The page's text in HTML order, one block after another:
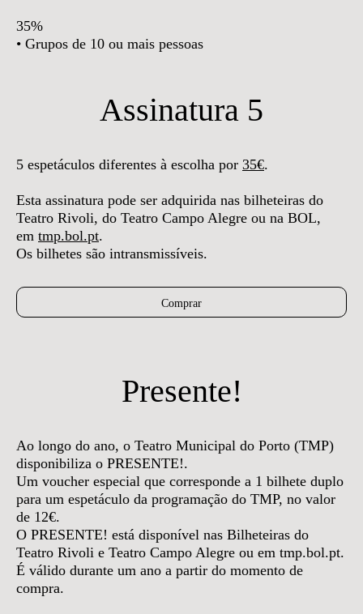
35%
• Grupos de 10 ou mais pessoas
Assinatura 5
5 espetáculos diferentes à escolha por 35€.
Esta assinatura pode ser adquirida nas bilheteiras do
Teatro Rivoli, do Teatro Campo Alegre ou na BOL,
em tmp.bol.pt.
Os bilhetes são intransmissíveis.
Comprar
Presente!
Ao longo do ano, o Teatro Municipal do Porto (TMP)
disponibiliza o PRESENTE!.
Um voucher especial que corresponde a 1 bilhete duplo
para um espetáculo da programação do TMP, no valor
de 12€.
O PRESENTE! está disponível nas Bilheteiras do
Teatro Rivoli e Teatro Campo Alegre ou em tmp.bol.pt.
É válido durante um ano a partir do momento de
compra.